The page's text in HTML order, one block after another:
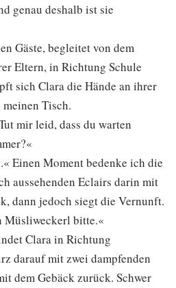
genau deshalb ist sie
Gäste, begleitet von dem
Eltern, in Richtung Schule
sich Clara die Hände an ihrer
Tisch.
mir leid, dass du warten
Einen Moment bedenke ich die
aussehenden Eclairs darin mit
dann jedoch siegt die Vernunft.
Müsliweckerl bitte.«
Clara in Richtung
darauf mit zwei dampfenden
dem Gebäck zurück. Schwer